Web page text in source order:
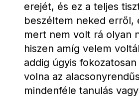
erejét, és ez a teljes
beszéltem neked erről,
mert nem volt rá olyan
hiszen amíg velem
addig úgyis
volna az
mindenféle tanulás